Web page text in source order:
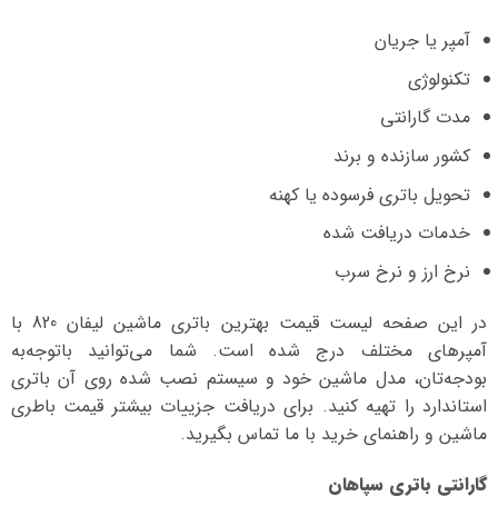
آمپر یا جریان
تکنولوژی
مدت گارانتی
کشور سازنده و برند
تحویل باتری فرسوده یا کهنه
خدمات دریافت شده
نرخ ارز و نرخ سرب
در این صفحه لیست قیمت بهترین باتری ماشین لیفان 820 با
آمپرهای مختلف درج شده است. شما می‌توانید با‌توجه‌به
بودجه‌تان، مدل ماشین خود و سیستم نصب شده روی آن باتری
استاندارد را تهیه کنید. برای دریافت جزییات بیشتر قیمت باطری
ماشین و راهنمای خرید با ما تماس بگیرید.
گارانتی باتری سپاهان